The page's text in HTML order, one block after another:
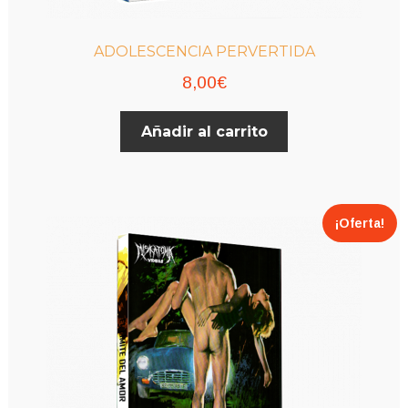
ADOLESCENCIA PERVERTIDA
8,00€
Añadir al carrito
¡Oferta!